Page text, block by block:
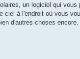
un logiciel qui vous
ciel à l'endroit où vous
d'autres choses encore.